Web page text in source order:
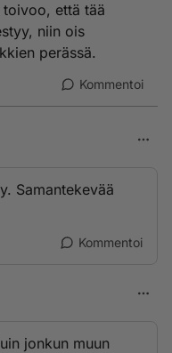
että tää
niin ois
perässä.
Kommentoi
Samantekevää
Kommentoi
jonkun muun